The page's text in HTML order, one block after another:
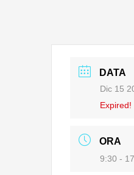
DATA
Dic 15
Expired!
ORA
9:30 -